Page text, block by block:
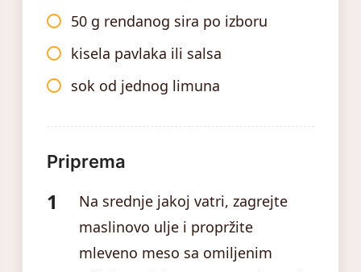
50 g rendanog sira po izboru
kisela pavlaka ili salsa
sok od jednog limuna
Priprema
Na srednje jakoj vatri, zagrejte
maslinovo ulje i propržite
mleveno meso sa omiljenim